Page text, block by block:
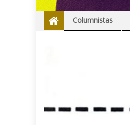
Columnistas